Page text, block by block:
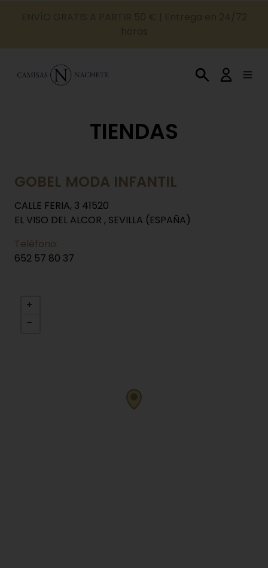
TIENDAS
GOBEL MODA INFANTIL
CALLE FERIA, 3 41520
EL VISO DEL ALCOR , SEVILLA (ESPAÑA)
Teléfono:
652 57 80 37